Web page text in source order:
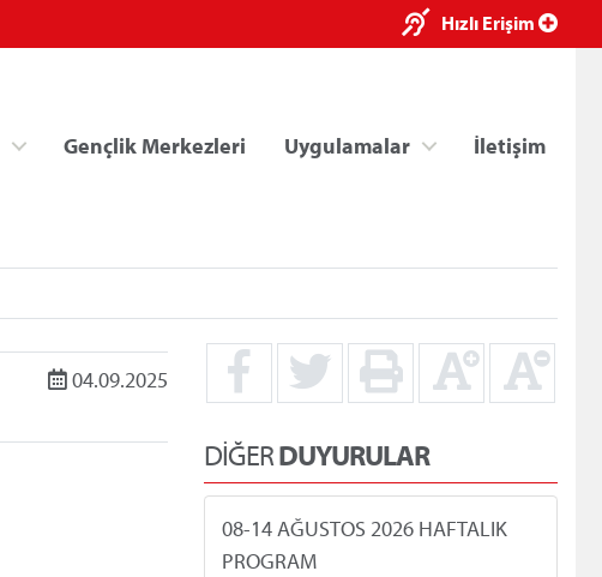
Hızlı Erişim
Gençlik Merkezleri Uygulamalar İletişim
04.09.2025
DİĞERDUYURULAR
08-14 AĞUSTOS 2026 HAFTALIK
PROGRAM
×